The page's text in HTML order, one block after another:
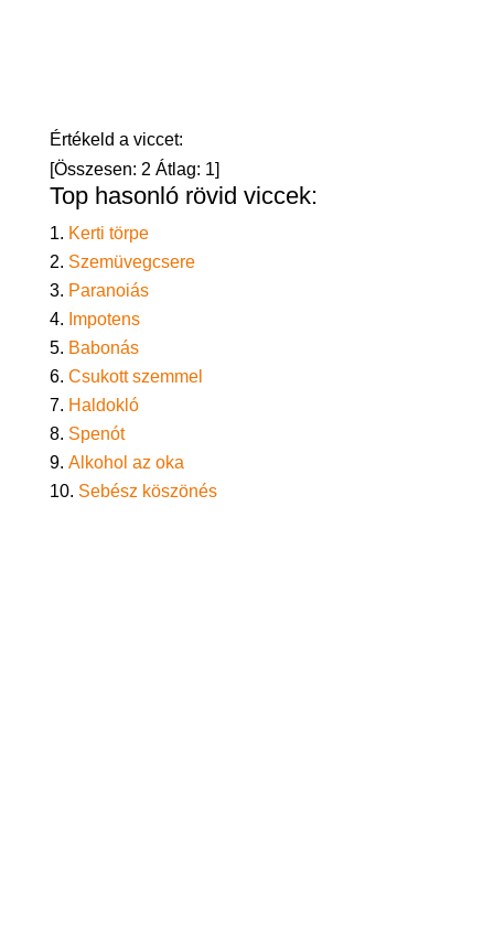
Értékeld a viccet:
[Összesen: 2 Átlag: 1]
Top hasonló rövid viccek:
Kerti törpe
Szemüvegcsere
Paranoiás
Impotens
Babonás
Csukott szemmel
Haldokló
Spenót
Alkohol az oka
Sebész köszönés